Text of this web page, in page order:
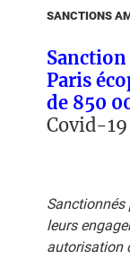
SANCTIONS
Paris
de 850
Covid-
Sanctionnés
leurs
autorisation